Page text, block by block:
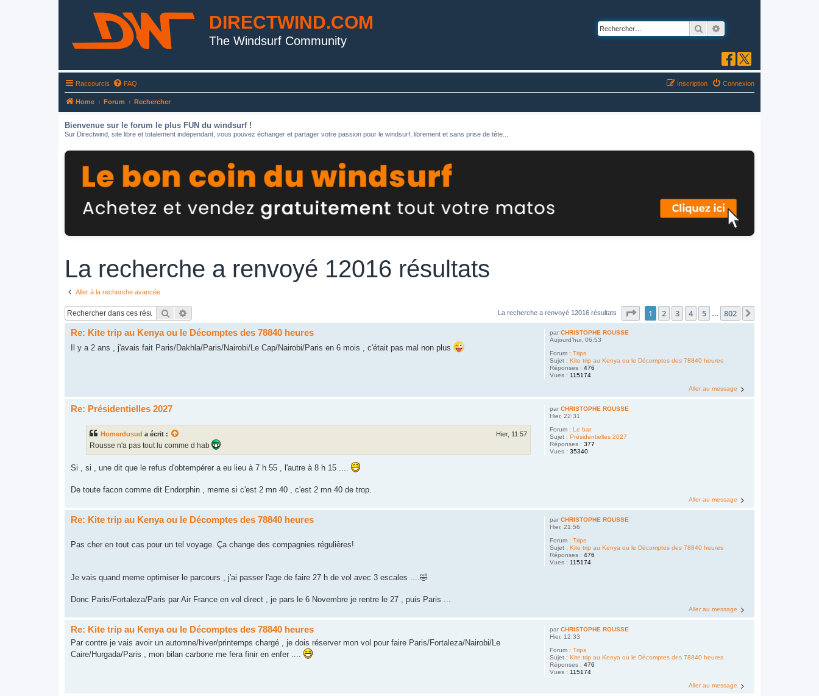
DIRECTWIND.COM
The Windsurf Community
Rechercher
Raccourcis FAQ Connexion
Inscription
Home Forum Rechercher
Bienvenue sur le forum le plus FUN du windsurf !
Sur Directwind, site libre et totalement indépendant, vous pouvez échanger et partager votre passion pour le windsurf, librement et sans prise de tête...
La recherche a renvoyé 12016 résultats
Aller à la recherche avancée
Rechercher La recherche a renvoyé 12016 résultats Page sur802
1 2 3 4 5 802
parCHRISTOPHE ROUSSE
Aujourd’hui, 06:53
Forum :Trips
Sujet :Kite trip au Kenya ou le Décomptes des 78840 heures
Réponses :476
Vues : 115174
Re: Kite trip au Kenya ou le Décomptes des 78840 heures
Il y a 2 ans , j'avais fait Paris/Dakhla/Paris/Nairobi/Le Cap/Nairobi/Paris en 6 mois , c'était pas mal non plus
Aller au message
parCHRISTOPHE ROUSSE
Hier, 22:31
Forum :Le bar
Sujet :Présidentielles 2027
Réponses :377
Vues :35340
Re: Présidentielles 2027
Homerdusud a écrit : Hier, 11:57
Rousse n'a pas tout lu comme d hab
Si , si , une dit que le refus d'obtempérer a eu lieu à 7 h 55 , l'autre à 8 h 15 ....
De toute facon comme dit Endorphin , meme si c'est 2 mn 40 , c'est 2 mn 40 de trop.
Aller au message
parCHRISTOPHE ROUSSE
Hier, 21:56
Forum :Trips
Sujet :Kite trip au Kenya ou le Décomptes des 78840 heures
Réponses :476
Vues :115174
Re: Kite trip au Kenya ou le Décomptes des 78840 heures
Pas cher en tout cas pour un tel voyage. Ça change des compagnies régulières!
Je vais quand meme optimiser le parcours , j'ai passer l'age de faire 27 h de vol avec 3 escales ....🤣
Donc Paris/Fortaleza/Paris par Air France en vol direct , je pars le 6 Novembre je rentre le 27 , puis Paris ...
Aller au message
parCHRISTOPHE ROUSSE
Hier, 12:33
Forum :Trips
Sujet :Kite trip au Kenya ou le Décomptes des 78840 heures
Réponses :476
Vues : 115174
Re: Kite trip au Kenya ou le Décomptes des 78840 heures
Par contre je vais avoir un automne/hiver/printemps chargé , je dois réserver mon vol pour faire Paris/Fortaleza/Nairobi/Le
Caire/Hurgada/Paris , mon bilan carbone me fera finir en enfer ....
Aller au message